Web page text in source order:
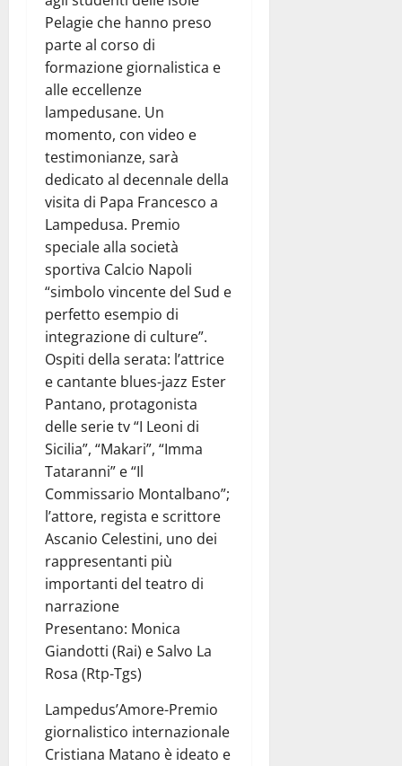
Pelagie che hanno preso
parte al corso di
formazione giornalistica e
alle eccellenze
lampedusane. Un
momento, con video e
testimonianze, sarà
dedicato al decennale della
visita di Papa Francesco a
Lampedusa. Premio
speciale alla società
sportiva Calcio Napoli
“simbolo vincente del Sud e
perfetto esempio di
integrazione di culture”.
Ospiti della serata: l’attrice
e cantante blues-jazz Ester
Pantano, protagonista
delle serie tv “I Leoni di
Sicilia”, “Makari”, “Imma
Tataranni” e “Il
Commissario Montalbano”;
l’attore, regista e scrittore
Ascanio Celestini, uno dei
rappresentanti più
importanti del teatro di
narrazione
Presentano: Monica
Giandotti (Rai) e Salvo La
Rosa (Rtp-Tgs)
Lampedus’Amore-Premio
giornalistico internazionale
Cristiana Matano è ideato e